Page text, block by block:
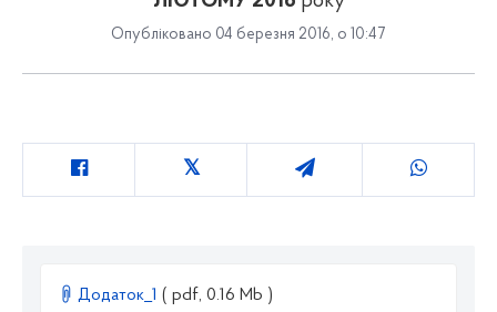
Опубліковано 04 березня 2016, о 10:47
Додаток_1 ( pdf, 0.16 Mb )